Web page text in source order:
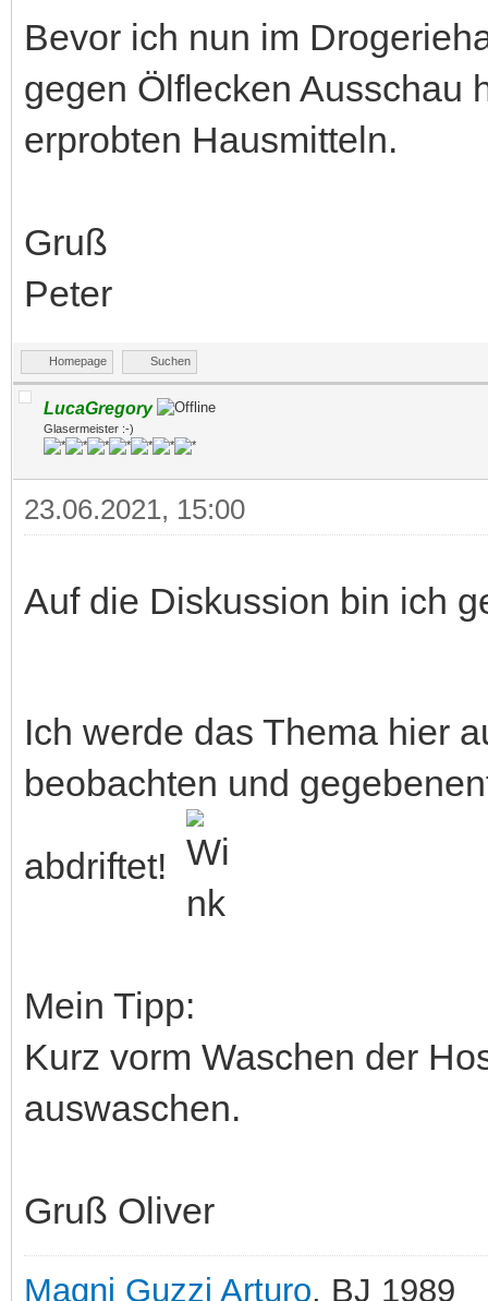
Bevor ich nun im
gegen Ölflecken Ausschau
erprobten Hausmitteln.
Gruß
Peter
Homepage Suchen
LucaGregory
Glasermeister :-)
23.06.2021, 15:00
Auf die Diskussion bin ich
Ich werde das Thema hier
beobachten und
abdriftet!
Mein Tipp:
Kurz vorm Waschen der
auswaschen.
Gruß Oliver
Magni Guzzi Arturo, BJ 1989